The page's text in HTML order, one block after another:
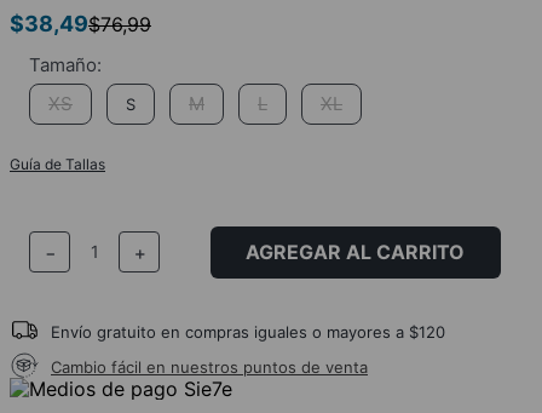
$38,49$76,99
XS S M L XL
Guía de Tallas
＋
－ AGREGAR AL CARRITO
Envío gratuito en compras iguales o mayores a $120
Cambio fácil en nuestros puntos de venta